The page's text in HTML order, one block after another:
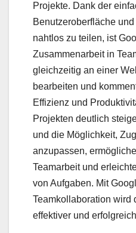
Projekte. Dank der
Benutzeroberfläche
nahtlos zu teilen, ist
Zusammenarbeit in
gleichzeitig an einer
bearbeiten und
Effizienz und
Projekten deutlich
und die Möglichkeit,
anzupassen,
Teamarbeit und
von Aufgaben. Mit
Teamkollaboration wird
effektiver und